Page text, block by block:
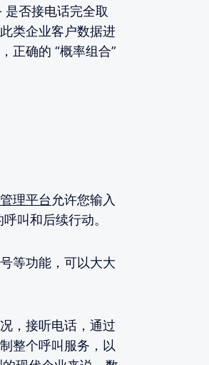
否接电话完全取
类企业客户数据进
正确的 “概率组合”
理平台允许您输入
叫和后续行动。
等功能，可以大大
，接听电话，通过
整个呼叫服务，以